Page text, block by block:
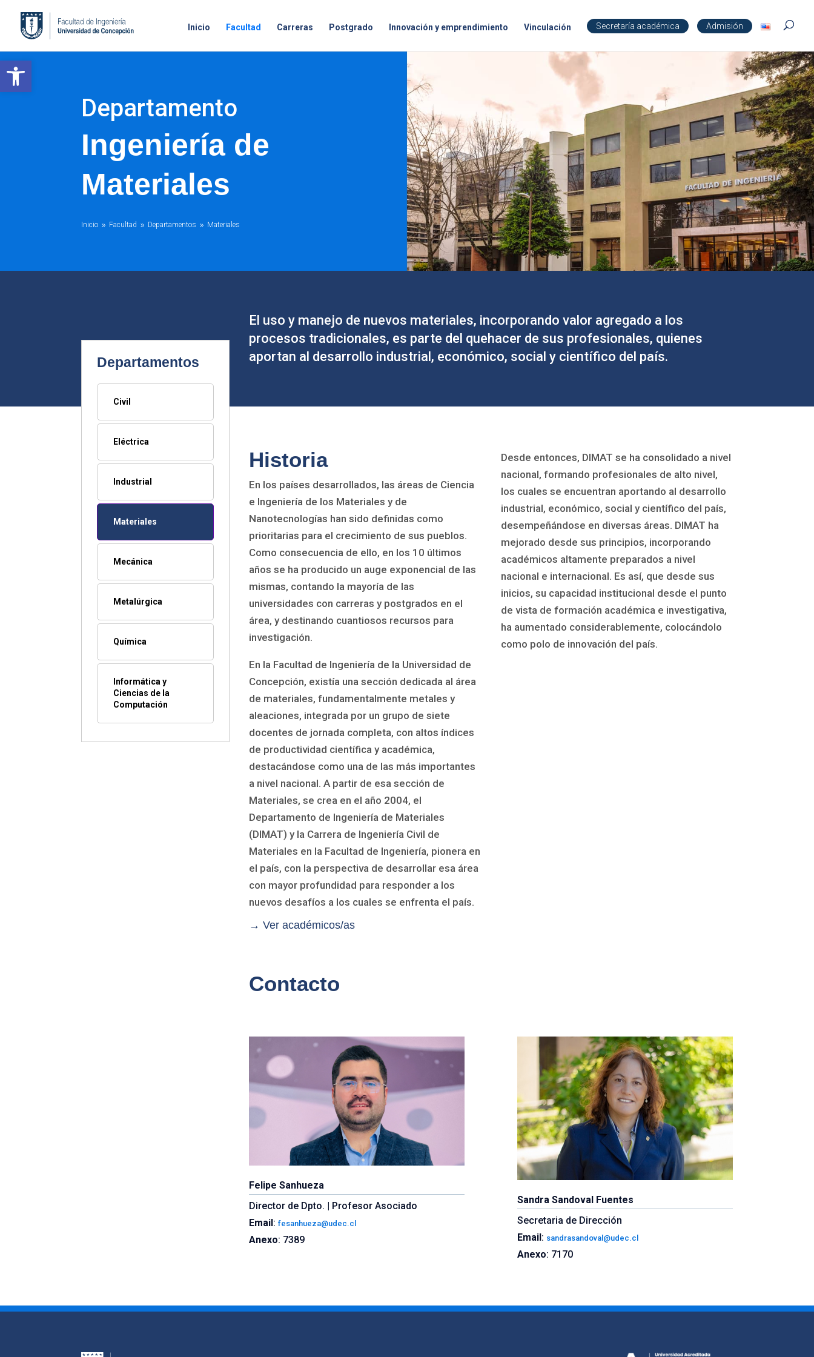
Open toolbar
Inicio Facultad Carreras Postgrado Innovación y emprendimiento Vinculación Secretaría académica Admisión
Departamento
Ingeniería de
Materiales
Inicio 9 Facultad 9 Departamentos 9 Materiales
El uso y manejo de nuevos materiales, incorporando valor agregado a los
procesos tradicionales, es parte del quehacer de sus profesionales, quienes
aportan al desarrollo industrial, económico, social y científico del país.
Departamentos
Civil
Eléctrica
Industrial
Materiales
Mecánica
Metalúrgica
Química
Informática y
Ciencias de la
Computación
Historia
En los países desarrollados, las áreas de Ciencia
e Ingeniería de los Materiales y de
Nanotecnologías han sido definidas como
prioritarias para el crecimiento de sus pueblos.
Como consecuencia de ello, en los 10 últimos
años se ha producido un auge exponencial de las
mismas, contando la mayoría de las
universidades con carreras y postgrados en el
área, y destinando cuantiosos recursos para
investigación.
En la Facultad de Ingeniería de la Universidad de
Concepción, existía una sección dedicada al área
de materiales, fundamentalmente metales y
aleaciones, integrada por un grupo de siete
docentes de jornada completa, con altos índices
de productividad científica y académica,
destacándose como una de las más importantes
a nivel nacional. A partir de esa sección de
Materiales, se crea en el año 2004, el
Departamento de Ingeniería de Materiales
(DIMAT) y la Carrera de Ingeniería Civil de
Materiales en la Facultad de Ingeniería, pionera en
el país, con la perspectiva de desarrollar esa área
con mayor profundidad para responder a los
nuevos desafíos a los cuales se enfrenta el país.
→ Ver académicos/as
Desde entonces, DIMAT se ha consolidado a nivel
nacional, formando profesionales de alto nivel,
los cuales se encuentran aportando al desarrollo
industrial, económico, social y científico del país,
desempeñándose en diversas áreas. DIMAT ha
mejorado desde sus principios, incorporando
académicos altamente preparados a nivel
nacional e internacional. Es así, que desde sus
inicios, su capacidad institucional desde el punto
de vista de formación académica e investigativa,
ha aumentado considerablemente, colocándolo
como polo de innovación del país.
Contacto
Felipe Sanhueza
Director de Dpto. | Profesor Asociado
Email:fesanhueza@udec.cl
Anexo: 7389
Sandra Sandoval Fuentes
Secretaria de Dirección
Email: sandrasandoval@udec.cl
Anexo: 7170